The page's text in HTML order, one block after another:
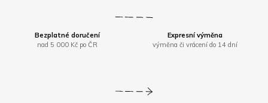
Bezplatné doručení
nad 5 000 Kč po ČR
Expresní výměna
výměna či vrácení do 14 dní